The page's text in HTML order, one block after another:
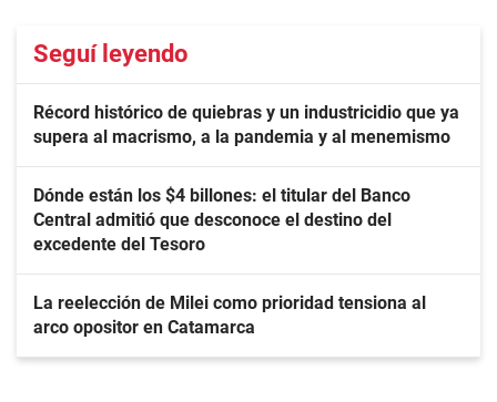
Seguí leyendo
Récord histórico de quiebras y un industricidio que ya
supera al macrismo, a la pandemia y al menemismo
Dónde están los $4 billones: el titular del Banco
Central admitió que desconoce el destino del
excedente del Tesoro
La reelección de Milei como prioridad tensiona al
arco opositor en Catamarca